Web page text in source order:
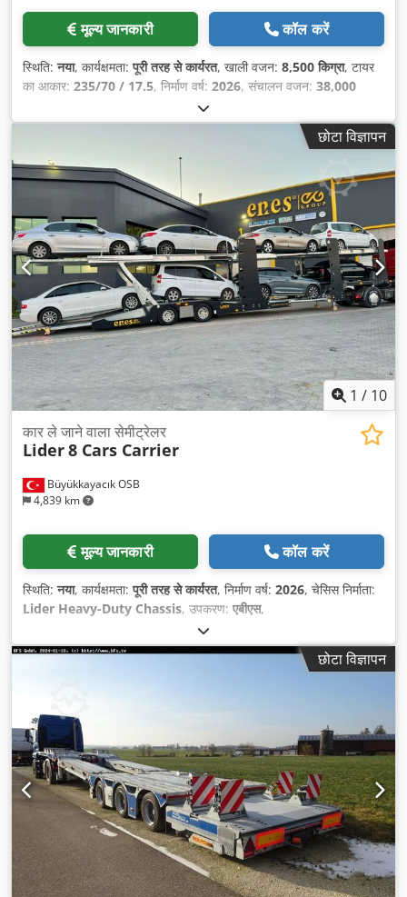
मूल्य जानकारी कॉल करें
स्थिति:नया, कार्यक्षमता:पूरी तरह से कार्यरत, खाली वजन: 8,500 किग्रा, टायर
का आकार: 235/70 / 17.5, निर्माण वर्ष: 2026, संचालन वजन: 38,000
Lider Heavy-Duty Chassis
छोटा विज्ञापन
1 / 10
Büyükkayacık OSB
4,839 km
कार ले जाने वाला सेमीट्रेलर
Lider8 Cars Carrier
मूल्य जानकारी कॉल करें
स्थिति:नया, कार्यक्षमता:पूरी तरह से कार्यरत, निर्माण वर्ष: 2026, चेसिस निर्माता:
Lider Heavy-Duty Chassis, उपकरण: एबीएस,
छोटा विज्ञापन